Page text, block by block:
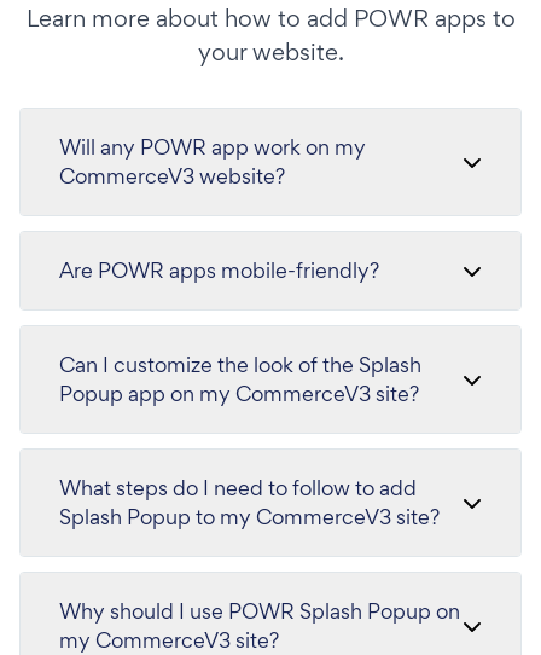
Learn more about how to add POWR apps to
your website.
Will any POWR app work on my
CommerceV3 website?
Are POWR apps mobile-friendly?
Can I customize the look of the Splash
Popup app on my CommerceV3 site?
What steps do I need to follow to add
Splash Popup to my CommerceV3 site?
Why should I use POWR Splash Popup on
my CommerceV3 site?